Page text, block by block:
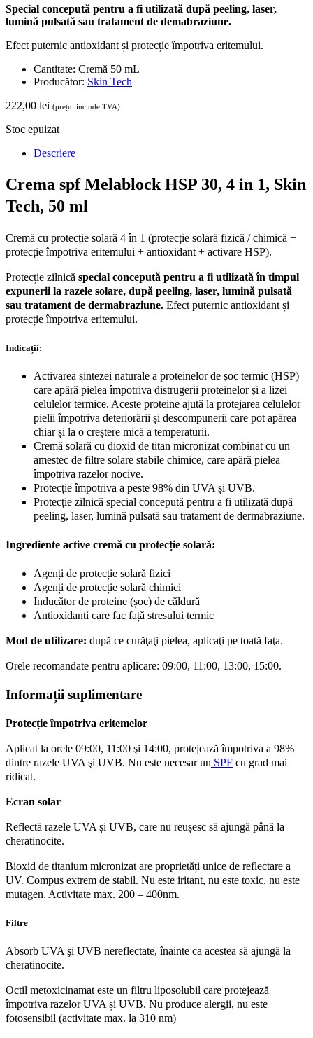
Special concepută pentru a fi utilizată după peeling, laser,
lumină pulsată sau tratament de demabraziune.
Efect puternic antioxidant și protecție împotriva eritemului.
Cantitate: Cremă 50 mL
Producător: Skin Tech
222,00 lei (prețul include TVA)
Stoc epuizat
Descriere
Crema spf Melablock HSP 30, 4 in 1, Skin
Tech, 50 ml
Cremă cu protecție solară 4 în 1 (protecție solară fizică / chimică +
protecție împotriva eritemului + antioxidant + activare HSP).
Protecție zilnică special concepută pentru a fi utilizată în timpul
expunerii la razele solare, după peeling, laser, lumină pulsată
sau tratament de dermabraziune. Efect puternic antioxidant și
protecție împotriva eritemului.
Indicații:
Activarea sintezei naturale a proteinelor de șoc termic (HSP)
care apără pielea împotriva distrugerii proteinelor și a lizei
celulelor termice. Aceste proteine ajută la protejarea celulelor
pielii împotriva deteriorării și descompunerii care pot apărea
chiar și la o creștere mică a temperaturii.
Cremă solară cu dioxid de titan micronizat combinat cu un
amestec de filtre solare stabile chimice, care apără pielea
împotriva razelor nocive.
Protecție împotriva a peste 98% din UVA și UVB.
Protecție zilnică special concepută pentru a fi utilizată după
peeling, laser, lumină pulsată sau tratament de dermabraziune.
Ingrediente active cremă cu protecție solară:
Agenți de protecție solară fizici
Agenți de protecție solară chimici
Inducător de proteine ​​(șoc) de căldură
Antioxidanti care fac față stresului termic
Mod de utilizare: după ce curăţaţi pielea, aplicaţi pe toată faţa.
Orele recomandate pentru aplicare: 09:00, 11:00, 13:00, 15:00.
Informații suplimentare
Protecție împotriva eritemelor
Aplicat la orele 09:00, 11:00 şi 14:00, protejează împotriva a 98%
dintre razele UVA şi UVB. Nu este necesar un SPF cu grad mai
ridicat.
Ecran solar
Reflectă razele UVA și UVB, care nu reușesc să ajungă până la
cheratinocite.
Bioxid de titanium micronizat are proprietăți unice de reflectare a
UV. Compus extrem de stabil. Nu este iritant, nu este toxic, nu este
mutagen. Activitate max. 200 – 400nm.
Filtre
Absorb UVA şi UVB nereflectate, înainte ca acestea să ajungă la
cheratinocite.
Octil metoxicinamat este un filtru liposolubil care protejează
împotriva razelor UVA și UVB. Nu produce alergii, nu este
fotosensibil (activitate max. la 310 nm)